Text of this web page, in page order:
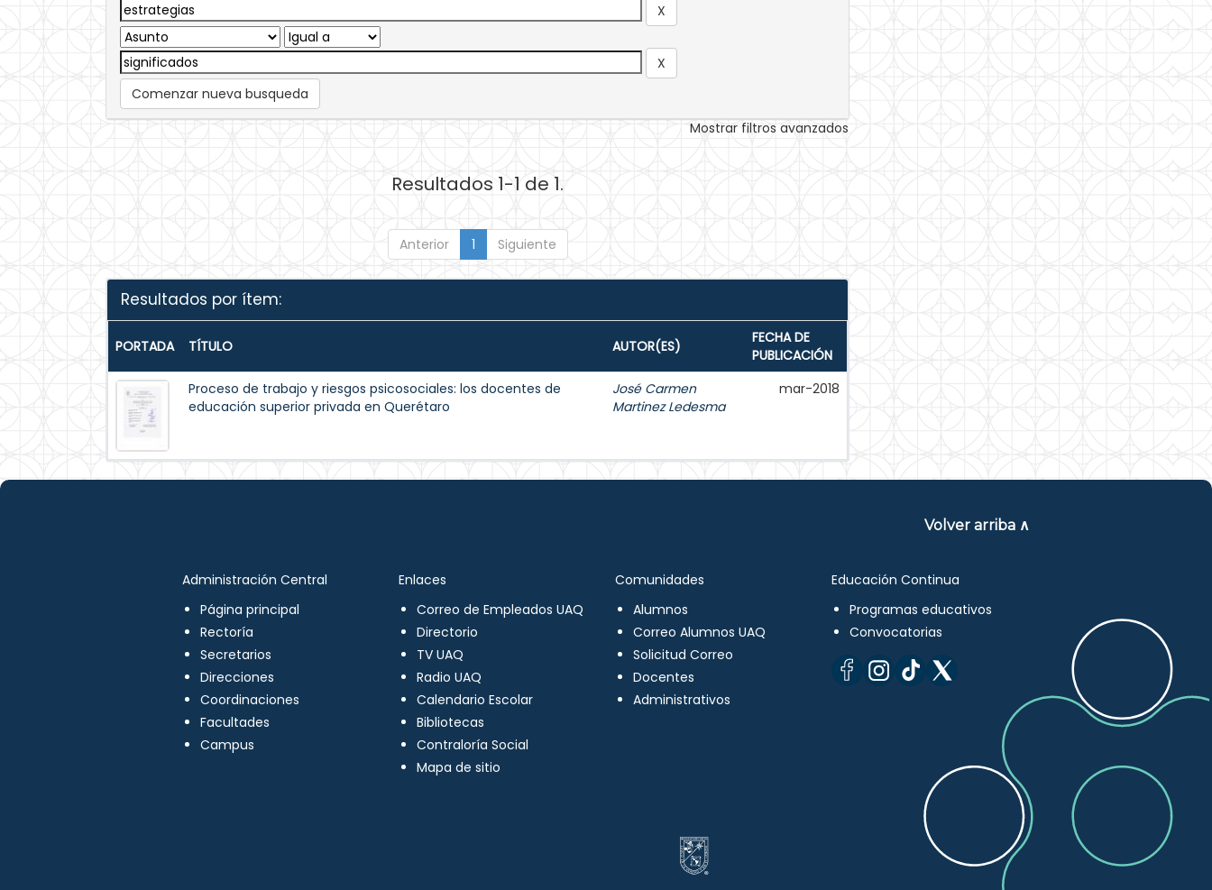
Comenzar nueva busqueda
Mostrar filtros avanzados
Resultados 1-1 de 1.
Anterior 1 Siguiente
Resultados por ítem:
PORTADA TÍTULO AUTOR(ES)
FECHA DE
PUBLICACIÓN
Proceso de trabajo y riesgos psicosociales: los docentes de
educación superior privada en Querétaro
José Carmen
Martinez Ledesma
mar-2018
Volver arriba ∧
Administración Central
Página principal
Rectoría
Secretarios
Direcciones
Coordinaciones
Facultades
Campus
Enlaces
Correo de Empleados UAQ
Directorio
TV UAQ
Radio UAQ
Calendario Escolar
Bibliotecas
Contraloría Social
Mapa de sitio
Comunidades
Alumnos
Correo Alumnos UAQ
Solicitud Correo
Docentes
Administrativos
Educación Continua
Programas educativos
Convocatorias